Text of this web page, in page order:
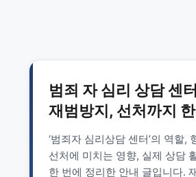
범죄 자 심리 상담 센
재범방지, 선처까지
‘범죄자 심리상담 센터’의 역할,
선처에 미치는 영향, 실제 상담
한 번에 정리한 안내 글입니다.